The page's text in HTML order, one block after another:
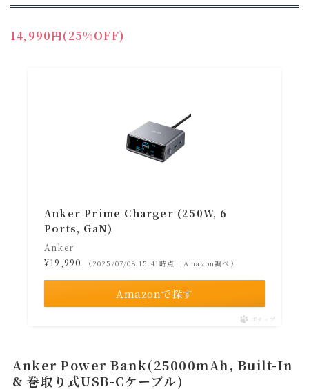
14,990円(25%OFF)
Anker Prime Charger (250W, 6
Ports, GaN)
Anker
¥19,990
（2025/07/08 15:41時点 | Amazon調べ）
Amazonで探す
ポチップ
Anker Power Bank(25000mAh, Built-In
& 巻取り式USB-Cケーブル)